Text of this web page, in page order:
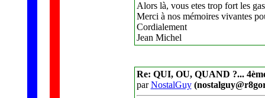
Alors là, vous etes trop fort les
Merci à nos mémoires vivantes
Cordialement
Jean Michel
Re: QUI, OU, QUAND ?...
parNostalGuy